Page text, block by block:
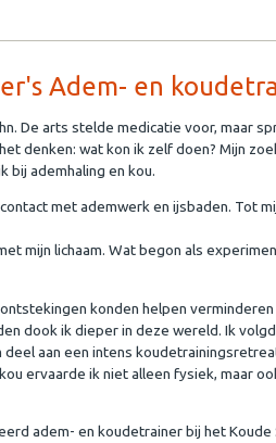
Adem- en
De arts stelde medicatie voor, maar
denken: wat kon ik zelf doen? Mijn
bij ademhaling en kou.
met ademwerk en ijsbaden. Tot
mijn lichaam. Wat begon als
konden helpen verminderen
dook ik dieper in deze wereld. Ik
aan een intens
ervaarde ik niet alleen fysiek, maar
adem- en koudetrainer bij het Koude